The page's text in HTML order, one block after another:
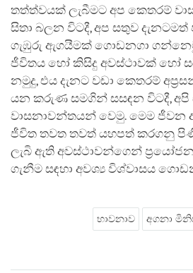
තත්ත්වයක් ලැබීමට අප කෙතරම්
සිතා බලන විටදී, අප සතුව
ගැඹුරු ඇගයීමක් ගොඩනගා
ජීවිතය හෝ කිසිදු අවස්ථාවක් හෝ
නමුදු, එය දැනට වඩා කෙතරම්
යන කරුණ සමගින් සසඳන විටදී, අපි
වාසනාවන්තයන් වෙමු. මෙම ජීවන
ජීවිත තවත තවත් යහපත් කරගනු
ලැබි ඇති අවස්ථාවන්ගෙන්
ගැනීම සඳහා අවශ්‍ය විශ්වාසය
භාවනාව අගනා